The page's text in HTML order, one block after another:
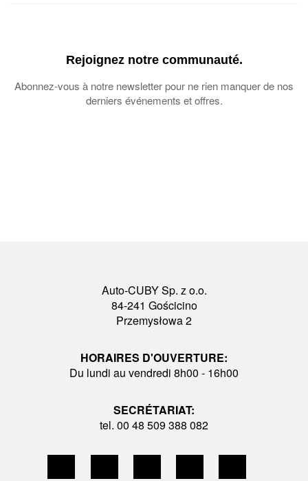
Rejoignez notre communauté.
Abonnez-vous à notre newsletter pour ne rien manquer de nos
derniers événements et offres.
Auto-CUBY Sp. z o.o.
84-241 Gościcino
Przemysłowa 2
HORAIRES D'OUVERTURE:
Du lundi au vendredi 8h00 - 16h00
SECRÉTARIAT:
tel. 00 48 509 388 082